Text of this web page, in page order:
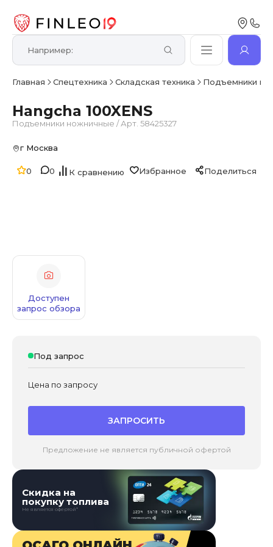
Главная Спецтехника Складская техника Подъемники
Hangcha 100XENS
Подъемники ножничные /Арт. 58425327
0 0 К сравнению Избранное Поделиться
г Москва
Доступен
запрос обзора
Под запрос
Цена по запросу
ЗАПРОСИТЬ
Предложение не является публичной офертой
Скидка на
покупку топлива
Не является офертой*